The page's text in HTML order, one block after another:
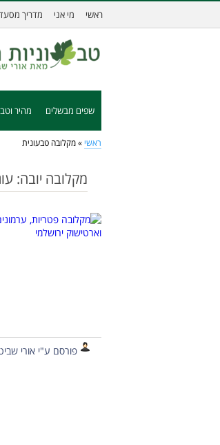
ראשי מי אני מדריך
שפים מבשלים מהיר
ראשי » מקלובה טבעונית
מקלובה יובה:
פורסם ע"י אורי